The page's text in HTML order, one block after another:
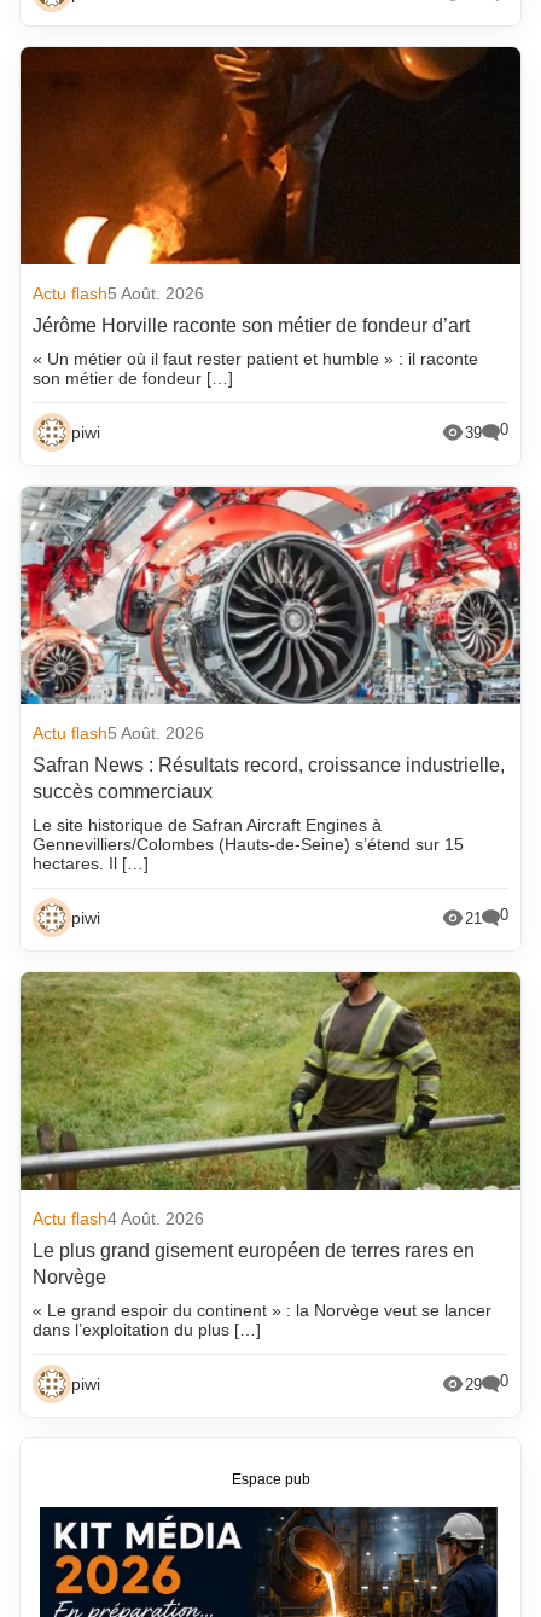
Actu flash5 Août. 2026
Jérôme Horville raconte son métier de fondeur d’art
« Un métier où il faut rester patient et humble » : il raconte
son métier de fondeur […]
piwi 39 0
Actu flash5 Août. 2026
Safran News : Résultats record, croissance industrielle,
succès commerciaux
Le site historique de Safran Aircraft Engines à
Gennevilliers/Colombes (Hauts-de-Seine) s’étend sur 15
hectares. Il […]
piwi 21 0
Actu flash4 Août. 2026
Le plus grand gisement européen de terres rares en
Norvège
« Le grand espoir du continent » : la Norvège veut se lancer
dans l’exploitation du plus […]
piwi 29 0
Espace pub